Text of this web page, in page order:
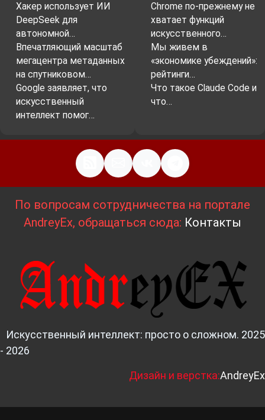
Хакер использует ИИ
DeepSeek для
автономной…
Впечатляющий масштаб
мегацентра метаданных
на спутниковом…
Google заявляет, что
искусственный
интеллект помог…
Chrome по-прежнему не
хватает функций
искусственного…
Мы живем в
«экономике убеждений»:
рейтинги…
Что такое Claude Code и
что…
По вопросам сотрудничества на портале
AndreyEx, обращаться сюда: Контакты
Искусственный интеллект: просто о сложном. 2025
- 2026
Дизайн и верстка:AndreyEx